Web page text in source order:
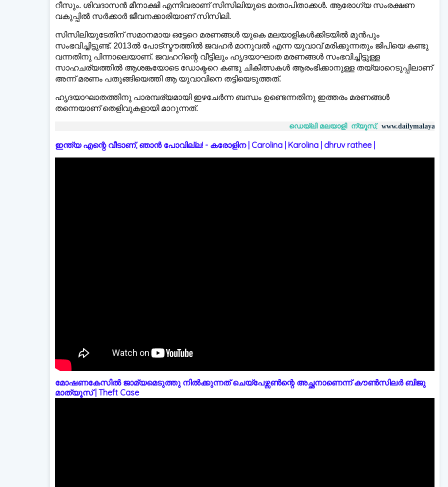
റീസും. ശിവദാസന്‍ മീനാക്ഷി എന്നിവരാണ് സിസിലിയുടെ മാതാപിതാക്കള്‍. ആരോഗ്യ സംരക്ഷണ
വകുപ്പില്‍ സര്‍ക്കാര്‍ ജീവനക്കാരിയാണ് സിസിലി.
സിസിലിയുടേതിന് സമാനമായ ഒട്ടേറെ മരണങ്ങള്‍ യുകെ മലയാളികള്‍ക്കിടയില്‍ മുന്‍പും
സംഭവിച്ചിട്ടുണ്ട്. 2013ല്‍ പോട്‌സ്മൗത്തില്‍ ജവഹര്‍ മാനുവല്‍ എന്ന യുവാവ് മരിക്കുന്നതും ജിപിയെ കണ്ടു
വന്നതിനു പിന്നാലെയാണ്. ജവഹറിന്റെ വീട്ടിലും ഹൃദയാഘാത മരണങ്ങള്‍ സംഭവിച്ചിട്ടുള്ള
സാഹചര്യത്തില്‍ ആശങ്കയോടെ ഡോക്ടറെ കണ്ടു ചികിത്സകള്‍ ആരംഭിക്കാനുള്ള തയ്യാറെടുപ്പിലാണ്
അന്ന് മരണം പതുങ്ങിയെത്തി ആ യുവാവിനെ തട്ടിയെടുത്തത്.
ഹൃദയാഘാതത്തിനു പാരമ്പര്യമായി ഇഴചേര്‍ന്ന ബന്ധം ഉണ്ടെന്നതിനു ഇത്തരം മരണങ്ങള്‍
തന്നെയാണ് തെളിവുകളായി മാറുന്നത്.
ഡെയ്‌ലി മലയാളി ന്യൂസ്, www.dailymalayaly.com
ഇന്ത്യ എന്റെ വീടാണ്, ഞാൻ പോവില്ല! - കരോളിന | Carolina | Karolina | dhruv rathee |
മോഷണകേസിൽ ജാമ്യമെടുത്തു നിൽക്കുന്നത് ചെയ്പേഴ്സൺന്റെ അച്ഛനാണെന്ന് കൗൺസിലർ ബിജു
മാത്യൂസ് | Theft Case